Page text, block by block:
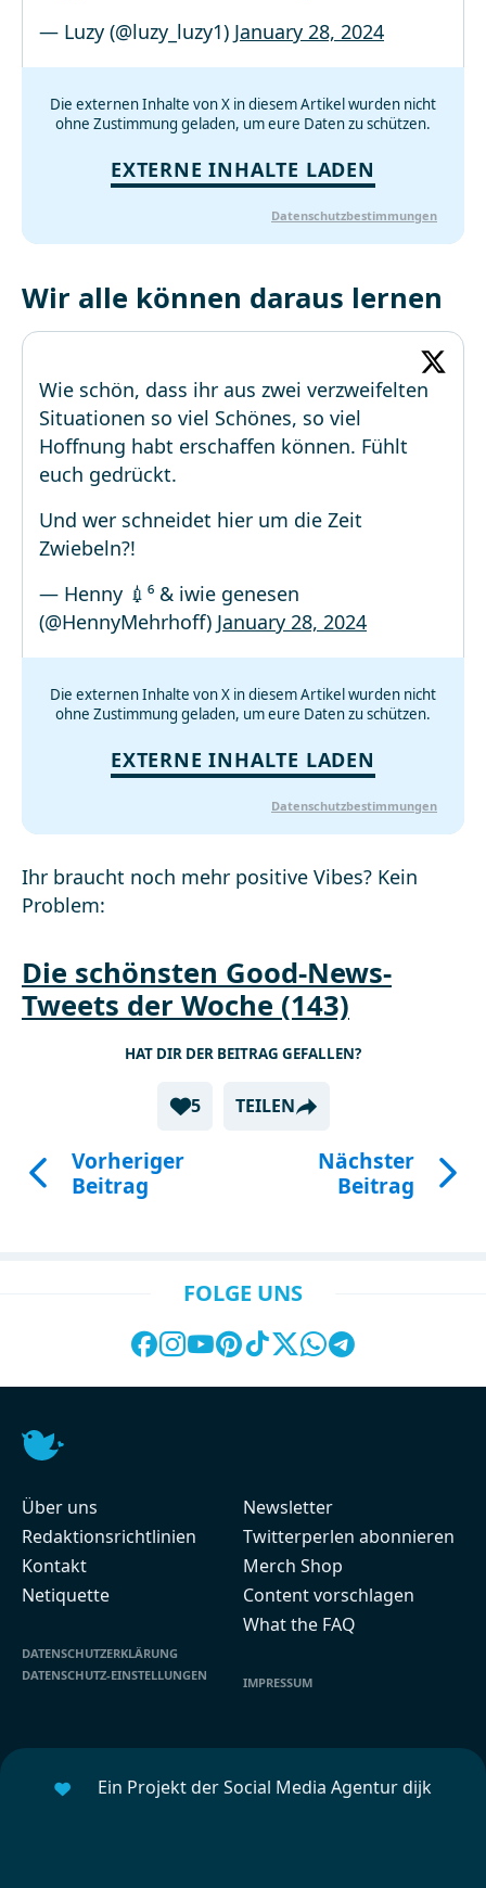
— Luzy (@luzy_luzy1) January 28, 2024
Die externen Inhalte von X in diesem Artikel wurden nicht
ohne Zustimmung geladen, um eure Daten zu schützen.
EXTERNE INHALTE LADEN
Datenschutzbestimmungen
Wir alle können daraus lernen
Wie schön, dass ihr aus zwei verzweifelten
Situationen so viel Schönes, so viel
Hoffnung habt erschaffen können. Fühlt
euch gedrückt.
Und wer schneidet hier um die Zeit
Zwiebeln?!
— Henny 💉⁶ & iwie genesen
(@HennyMehrhoff) January 28, 2024
Die externen Inhalte von X in diesem Artikel wurden nicht
ohne Zustimmung geladen, um eure Daten zu schützen.
EXTERNE INHALTE LADEN
Datenschutzbestimmungen
Ihr braucht noch mehr positive Vibes? Kein
Problem:
Die schönsten Good-News-
Tweets der Woche (143)
HAT DIR DER BEITRAG GEFALLEN?
5 TEILEN
Vorheriger
Beitrag
Nächster
Beitrag
FOLGE UNS
Über uns
Redaktionsrichtlinien
Kontakt
Netiquette
DATENSCHUTZERKLÄRUNG
DATENSCHUTZ-EINSTELLUNGEN
Newsletter
Twitterperlen abonnieren
Merch Shop
Content vorschlagen
What the FAQ
IMPRESSUM
Ein Projekt der Social Media Agentur dijk